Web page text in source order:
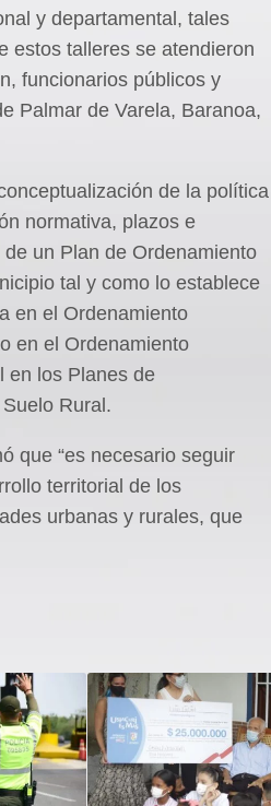
y departamental, tales
estos talleres se atendieron
funcionarios públicos y
Palmar de Varela, Baranoa,
de la política
normativa, plazos e
un Plan de Ordenamiento
tal y como lo establece
en el Ordenamiento
en el Ordenamiento
en los Planes de
Rural.
que “es necesario seguir
territorial de los
urbanas y rurales, que